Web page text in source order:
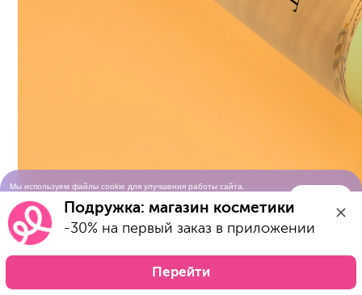
Мы используем файлы cookie для улучшения работы сайта.
использования cookie-файловПодружка: магазин косметики
-30% на первый заказ в приложении
Перейти